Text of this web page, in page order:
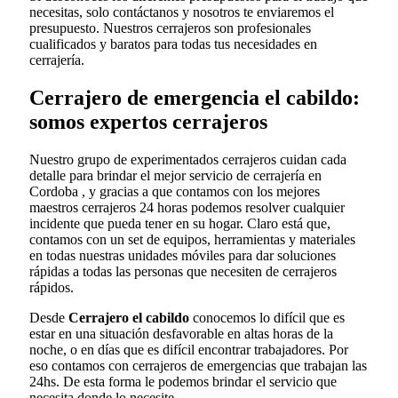
necesitas, solo contáctanos y nosotros te enviaremos el
presupuesto. Nuestros cerrajeros son profesionales
cualificados y baratos para todas tus necesidades en
cerrajería.
Cerrajero de emergencia el cabildo:
somos expertos cerrajeros
Nuestro grupo de experimentados cerrajeros cuidan cada
detalle para brindar el mejor servicio de cerrajería en
Cordoba , y gracias a que contamos con los mejores
maestros cerrajeros 24 horas podemos resolver cualquier
incidente que pueda tener en su hogar. Claro está que,
contamos con un set de equipos, herramientas y materiales
en todas nuestras unidades móviles para dar soluciones
rápidas a todas las personas que necesiten de cerrajeros
rápidos.
Desde Cerrajero el cabildo conocemos lo difícil que es
estar en una situación desfavorable en altas horas de la
noche, o en días que es difícil encontrar trabajadores. Por
eso contamos con cerrajeros de emergencias que trabajan las
24hs. De esta forma le podemos brindar el servicio que